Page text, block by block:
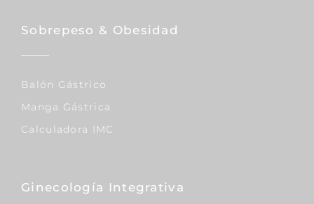
Sobrepeso & Obesidad
Balón Gástrico
Manga Gástrica
Calculadora IMC
Ginecología Integrativa